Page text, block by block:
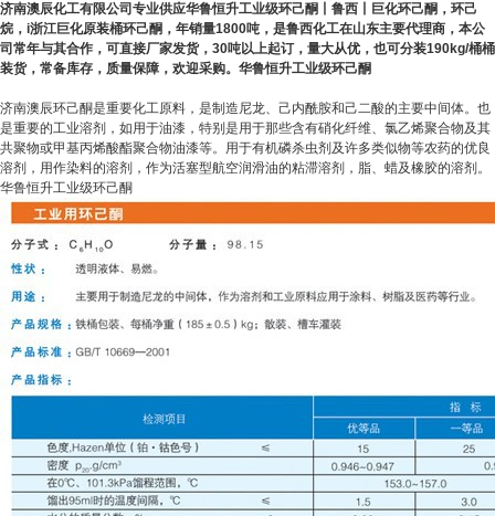
济南澳辰化工有限公司专业供应华鲁恒升工业级环己酮丨鲁西丨巨化环己酮，环己
烷，i浙江巨化原装桶环己酮，年销量1800吨，是鲁西化工在山东主要代理商，本公
司常年与其合作，可直接厂家发货，30吨以上起订，量大从优，也可分装190kg/桶桶
装货，常备库存，质量保障，欢迎采购。华鲁恒升工业级环己酮
济南澳辰环己酮是重要化工原料，是制造尼龙、己内酰胺和己二酸的主要中间体。也
是重要的工业溶剂，如用于油漆，特别是用于那些含有硝化纤维、氯乙烯聚合物及其
共聚物或甲基丙烯酸酯聚合物油漆等。用于有机磷杀虫剂及许多类似物等农药的优良
溶剂，用作染料的溶剂，作为活塞型航空润滑油的粘滞溶剂，脂、蜡及橡胶的溶剂。
华鲁恒升工业级环己酮